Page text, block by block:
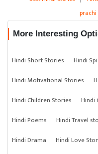
prachi
More Interesting
Hindi Short Stories Hindi
Hindi Motivational Stories
Hindi Children Stories
Hindi
Hindi Poems
Hindi Travel
Hindi Drama
Hindi Love